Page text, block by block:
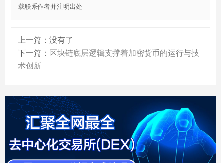
载联系作者并注明出处
上一篇：没有了
下一篇： 区块链底层逻辑支撑着加密货币的运行与技
术创新